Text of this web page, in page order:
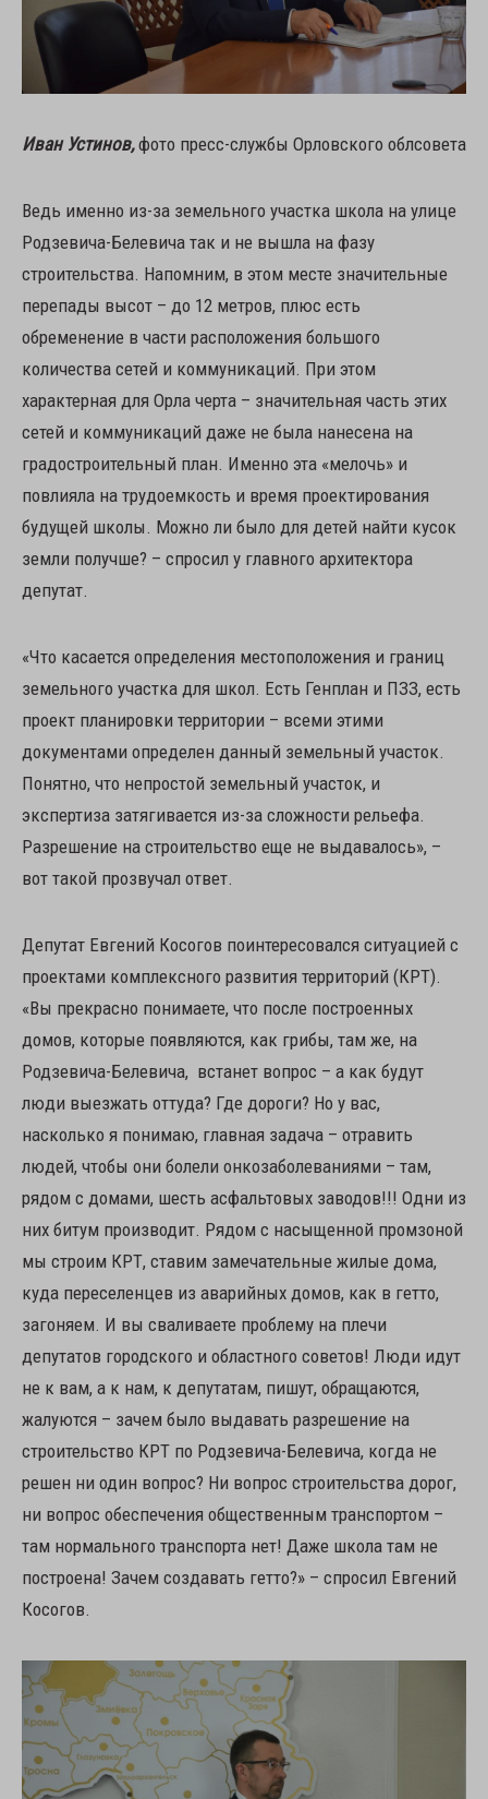
Иван Устинов,фото пресс-службы Орловского облсовета
Ведь именно из-за земельного участка школа на улице
Родзевича-Белевича так и не вышла на фазу
строительства. Напомним, в этом месте значительные
перепады высот – до 12 метров, плюс есть
обременение в части расположения большого
количества сетей и коммуникаций. При этом
характерная для Орла черта – значительная часть этих
сетей и коммуникаций даже не была нанесена на
градостроительный план. Именно эта «мелочь» и
повлияла на трудоемкость и время проектирования
будущей школы. Можно ли было для детей найти кусок
земли получше? – спросил у главного архитектора
депутат.
«Что касается определения местоположения и границ
земельного участка для школ. Есть Генплан и ПЗЗ, есть
проект планировки территории – всеми этими
документами определен данный земельный участок.
Понятно, что непростой земельный участок, и
экспертиза затягивается из-за сложности рельефа.
Разрешение на строительство еще не выдавалось», –
вот такой прозвучал ответ.
Депутат Евгений Косогов поинтересовался ситуацией с
проектами комплексного развития территорий (КРТ).
«Вы прекрасно понимаете, что после построенных
домов, которые появляются, как грибы, там же, на
Родзевича-Белевича, встанет вопрос – а как будут
люди выезжать оттуда? Где дороги? Но у вас,
насколько я понимаю, главная задача – отравить
людей, чтобы они болели онкозаболеваниями – там,
рядом с домами, шесть асфальтовых заводов!!! Одни из
них битум производит. Рядом с насыщенной промзоной
мы строим КРТ, ставим замечательные жилые дома,
куда переселенцев из аварийных домов, как в гетто,
загоняем. И вы сваливаете проблему на плечи
депутатов городского и областного советов! Люди идут
не к вам, а к нам, к депутатам, пишут, обращаются,
жалуются – зачем было выдавать разрешение на
строительство КРТ по Родзевича-Белевича, когда не
решен ни один вопрос? Ни вопрос строительства дорог,
ни вопрос обеспечения общественным транспортом –
там нормального транспорта нет! Даже школа там не
построена! Зачем создавать гетто?» – спросил Евгений
Косогов.